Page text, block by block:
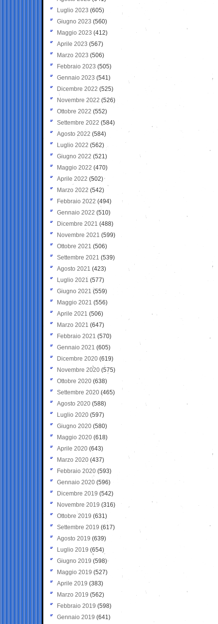
Luglio 2023 (605)
Giugno 2023 (560)
Maggio 2023 (412)
Aprile 2023 (567)
Marzo 2023 (506)
Febbraio 2023 (505)
Gennaio 2023 (541)
Dicembre 2022 (525)
Novembre 2022 (526)
Ottobre 2022 (552)
Settembre 2022 (584)
Agosto 2022 (584)
Luglio 2022 (562)
Giugno 2022 (521)
Maggio 2022 (470)
Aprile 2022 (502)
Marzo 2022 (542)
Febbraio 2022 (494)
Gennaio 2022 (510)
Dicembre 2021 (488)
Novembre 2021 (599)
Ottobre 2021 (506)
Settembre 2021 (539)
Agosto 2021 (423)
Luglio 2021 (577)
Giugno 2021(559)
Maggio 2021 (556)
Aprile 2021 (506)
Marzo 2021 (647)
Febbraio 2021 (570)
Gennaio 2021 (605)
Dicembre 2020 (619)
Novembre 2020 (575)
Ottobre 2020 (638)
Settembre 2020(465)
Agosto 2020 (588)
Luglio 2020 (597)
Giugno 2020 (580)
Maggio 2020 (618)
Aprile 2020 (643)
Marzo 2020 (437)
Febbraio 2020 (593)
Gennaio 2020 (596)
Dicembre 2019 (542)
Novembre 2019 (316)
Ottobre 2019 (631)
Settembre 2019 (617)
Agosto 2019 (639)
Luglio 2019 (654)
Giugno 2019 (598)
Maggio 2019 (527)
Aprile 2019 (383)
Marzo 2019 (562)
Febbraio 2019 (598)
Gennaio 2019 (641)